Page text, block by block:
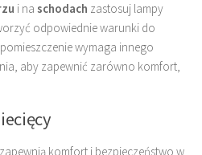
i na schodach zastosuj lampy
odpowiednie warunki do
wymaga innego
aby zapewnić zarówno komfort,
komfort i bezpieczeństwo w